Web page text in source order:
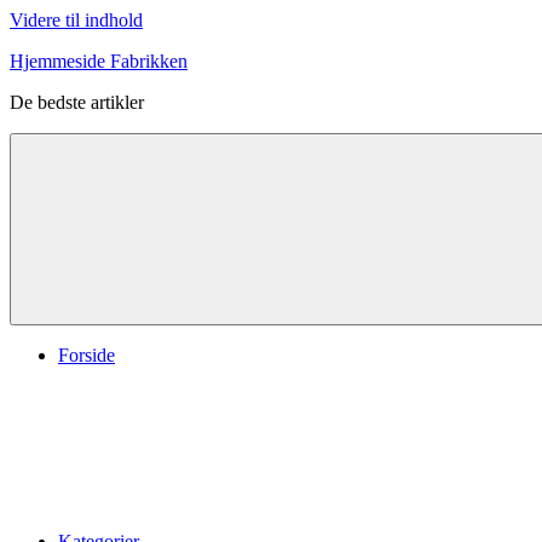
Videre til indhold
Hjemmeside Fabrikken
De bedste artikler
Forside